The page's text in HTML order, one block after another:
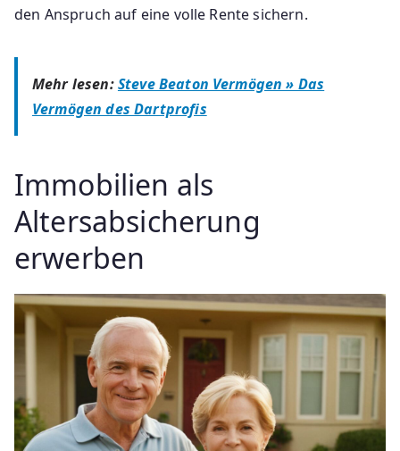
den Anspruch auf eine volle Rente sichern.
Mehr lesen:Steve Beaton Vermögen » Das
Vermögen des Dartprofis
Immobilien als
Altersabsicherung
erwerben